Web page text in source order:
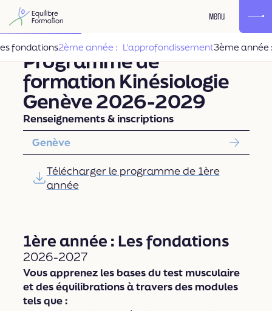
Menu
Programme de
formation Kinésiologie
Genève 2026-2029
Renseignements & inscriptions
Genève
Télécharger le programme de 1ère
année
fondations2ème année : L'approfondissement3ème année
1ère année : Les fondations
2026-2027
Vous apprenez les bases du test musculaire
et des équilibrations à travers des modules
tels que :